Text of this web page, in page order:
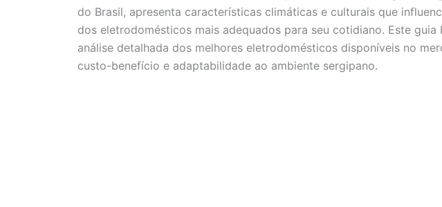
do Brasil, apresenta características climáticas e culturais que
dos eletrodomésticos mais adequados para seu cotidiano. Este
análise detalhada dos melhores eletrodomésticos disponíveis no
custo-benefício e adaptabilidade ao ambiente sergipano.